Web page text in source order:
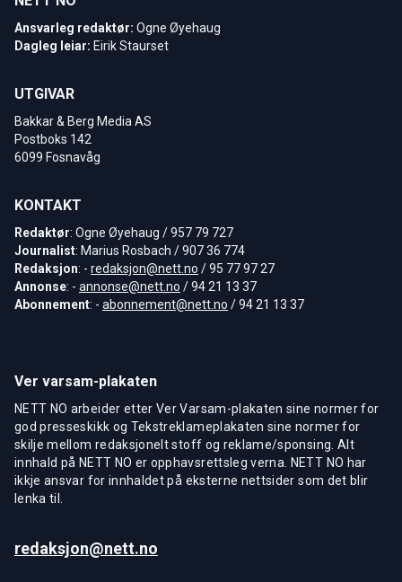
Ansvarleg redaktør: Ogne Øyehaug
Dagleg leiar: Eirik Staurset
UTGIVAR
Bakkar & Berg Media AS
Postboks 142
6099 Fosnavåg
KONTAKT
Redaktør: Ogne Øyehaug / 957 79 727
Journalist: Marius Rosbach / 907 36 774
Redaksjon: - redaksjon@nett.no / 95 77 97 27
Annonse: - annonse@nett.no / 94 21 13 37
Abonnement: - abonnement@nett.no / 94 21 13 37
Ver varsam-plakaten
NETT NO arbeider etter Ver Varsam-plakaten sine normer for
god presseskikk og Tekstreklameplakaten sine normer for
skilje mellom redaksjonelt stoff og reklame/sponsing. Alt
innhald på NETT NO er opphavsrettsleg verna. NETT NO har
ikkje ansvar for innhaldet på eksterne nettsider som det blir
lenka til.
redaksjon@nett.no